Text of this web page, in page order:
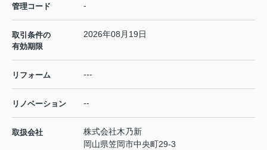
管理コード -
取引条件の
有効期限
2026年08月19日
リフォーム ---
リノベーション --
取扱会社
株式会社木乃新
岡山県笠岡市中央町29-3